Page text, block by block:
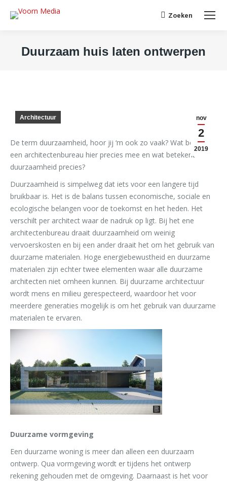
Search:
Zoeken
Duurzaam huis laten ontwerpen
nov
2
2019
Architectuur
De term duurzaamheid, hoor jij ‘m ook zo vaak? Wat bedoelt
een architectenbureau hier precies mee en wat betekent
duurzaamheid precies?
Duurzaamheid is simpelweg dat iets voor een langere tijd
bruikbaar is. Het is de balans tussen economische, sociale en
ecologische belangen voor de toekomst en het heden. Het
verschilt per architect waar de nadruk op ligt. Bij het ene
architectenbureau draait duurzaamheid om weinig
vervoerskosten en bij een ander draait het om het gebruik van
duurzame materialen. Hoge energiebewustheid en duurzame
materialen zijn echter twee elementen waar alle duurzame
architecten niet omheen kunnen. Bij duurzame architectuur
wordt mens en milieu gerespecteerd, waardoor het voor
meerdere generaties mogelijk is om het gebruik van duurzame
materialen te ervaren.
Duurzame vormgeving
Een duurzame woning is meer dan alleen een duurzaam
ontwerp. Qua vormgeving wordt er tijdens het ontwerp
rekening gehouden met de omgeving. Daarnaast is het voor